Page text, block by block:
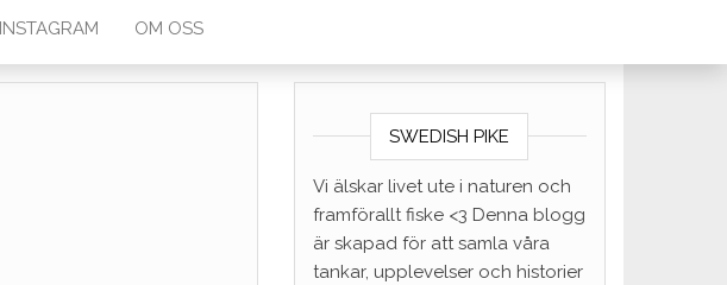
INSTAGRAM OM OSS
SWEDISH PIKE
Vi älskar livet ute i naturen och
framförallt fiske <3 Denna blogg
är skapad för att samla våra
tankar, upplevelser och historier